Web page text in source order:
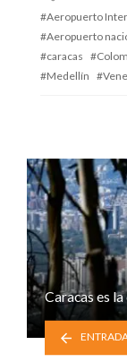
Aeropuerto
Aeropuerto
caracas
Medellín
Caracas es